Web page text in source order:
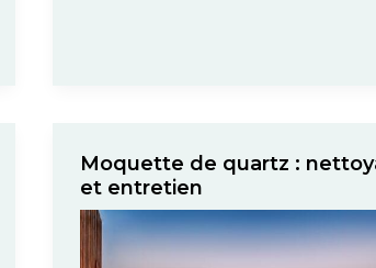
Moquette de quartz :
et entretien